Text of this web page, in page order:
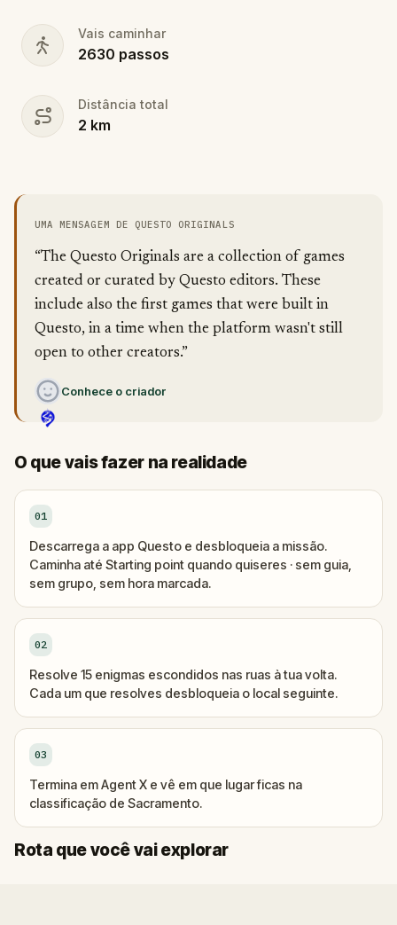
Vais caminhar
2630 passos
Distância total
2 km
UMA MENSAGEM DE QUESTO ORIGINALS
“The Questo Originals are a collection of games
created or curated by Questo editors. These
include also the first games that were built in
Questo, in a time when the platform wasn't still
open to other creators.”
Conhece o criador
O que vais fazer na realidade
01
Descarrega a app Questo e desbloqueia a missão.
Caminha até Starting point quando quiseres · sem guia,
sem grupo, sem hora marcada.
02
Resolve 15 enigmas escondidos nas ruas à tua volta.
Cada um que resolves desbloqueia o local seguinte.
03
Termina em Agent X e vê em que lugar ficas na
classificação de Sacramento.
Rota que você vai explorar
Início
Fim